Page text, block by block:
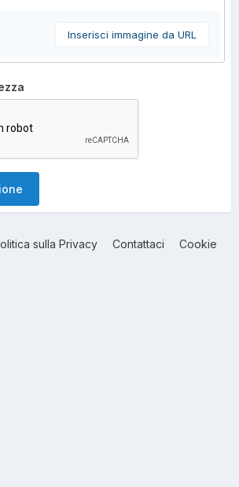
Inserisci immagine da URL
sulla Privacy Contattaci Cookie